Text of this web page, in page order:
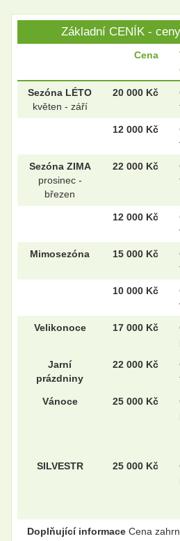
Základní CENÍK -
Cena
Sezóna LÉTO
květen - září
20 000 Kč
12 000 Kč
Sezóna ZIMA
prosinec -
březen
22 000 Kč
12 000 Kč
Mimosezóna 15 000 Kč
10 000 Kč
Velikonoce 17 000 Kč
Jarní
prázdniny
22 000 Kč
Vánoce 25 000 Kč
SILVESTR 25 000 Kč
Doplňující informace Cena